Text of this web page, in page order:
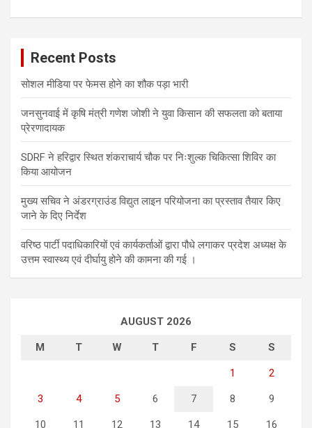
Recent Posts
सोशल मीडिया पर फेमस होने का शौक पड़ा भारी
जनसुनवाई में कृषि मंत्री गणेश जोशी ने युवा किसान की सफलता को बताया
प्रेरणादायक
SDRF ने हरिद्वार स्थित शंकराचार्य चौक पर निःशुल्क चिकित्सा शिविर का
किया आयोजन
मुख्य सचिव ने अंडरग्राउंड विद्युत लाइन परियोजना का प्रस्ताव तैयार किए
जाने के दिए निर्देश
वरिष्ठ पार्टी पदाधिकारियों एवं कार्यकर्ताओं द्वारा पौधे लगाकर प्रदेश अध्यक्ष के
उत्तम स्वास्थ्य एवं दीर्घायु होने की कामना की गई ।
AUGUST 2026
M T W T F S S
1 2
3 4 5 6 7 8 9
10 11 12 13 14 15 16